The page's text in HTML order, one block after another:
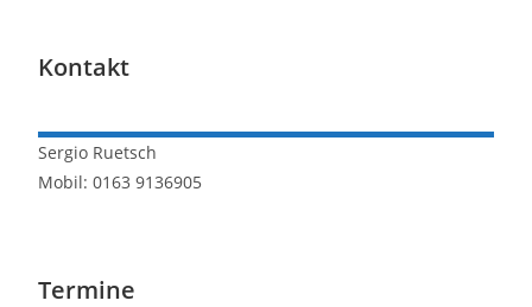
Kontakt
Sergio Ruetsch
Mobil: 0163 9136905
Termine